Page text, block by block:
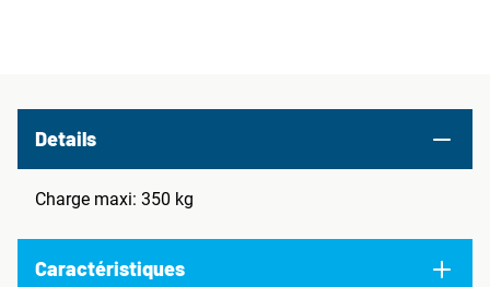
Details
Charge maxi: 350 kg
Caractéristiques